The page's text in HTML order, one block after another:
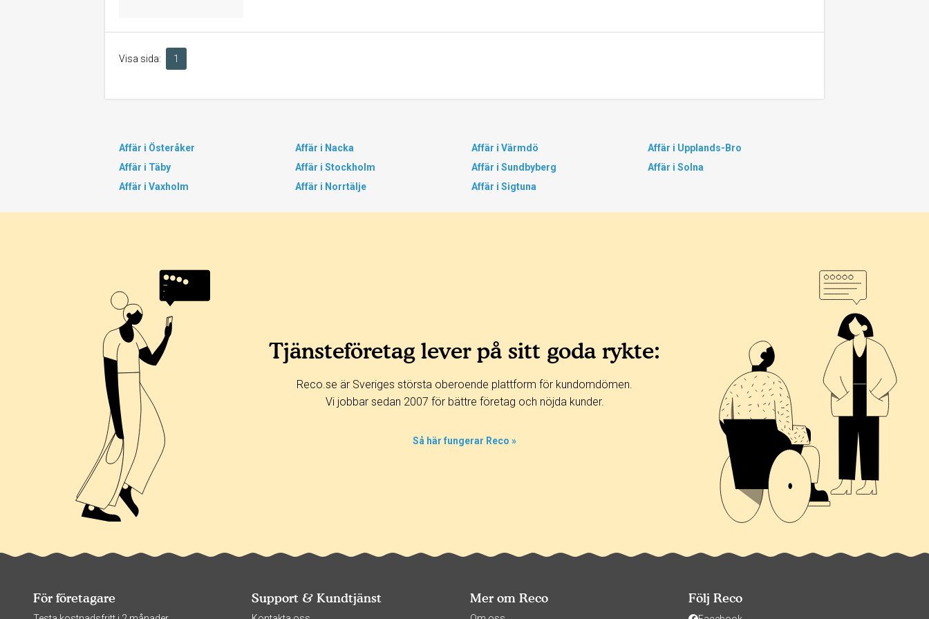
Visa sida: 1
Affär i Österåker Affär i Nacka Affär i Värmdö
Affär i Upplands-Bro
Affär i Täby
Affär i Stockholm Affär i Sundbyberg
Affär i Solna
Affär i Vaxholm
Affär i Norrtälje Affär i Sigtuna
Tjänsteföretag lever på sitt goda rykte:
Reco.se är Sveriges största oberoende plattform för kundomdömen.
Vi jobbar sedan 2007 för bättre företag och nöjda kunder.
Så här fungerar Reco »
För företagare Support & Kundtjänst Mer om Reco Följ Reco